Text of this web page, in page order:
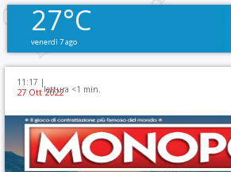
27°C
venerdì 7 ago
11:17 |
lettura <1 min.
27 Ott 2022